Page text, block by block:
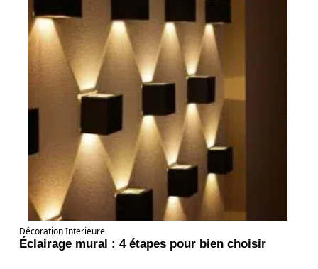
Décoration Interieure
Éclairage mural : 4 étapes pour bien choisir